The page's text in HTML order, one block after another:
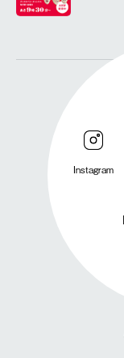
Instagram